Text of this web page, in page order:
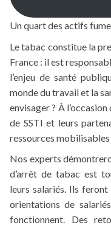
Un quart des actifs
Le tabac constitue la
France : il est
l’enjeu de santé
monde du travail et la
envisager ? À
de SSTI et leurs
ressources
Nos experts
d’arrêt de tabac est
leurs salariés. Ils
orientations de
fonctionnent. Des